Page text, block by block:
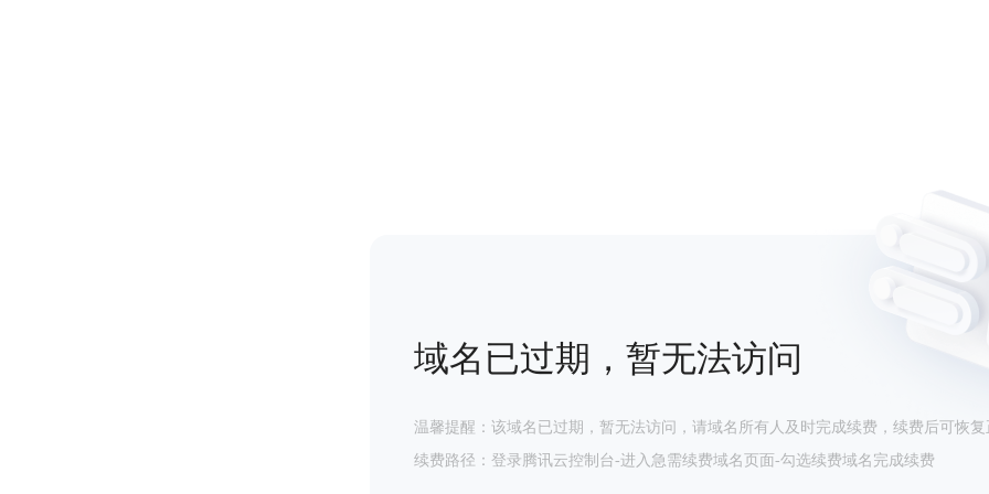
域名已过期，暂无法访问
温馨提醒：该域名已过期，暂无法访问，请域名所有人及时完成续费，续费后可恢复
续费路径：登录腾讯云控制台-进入急需续费域名页面-勾选续费域名完成续费